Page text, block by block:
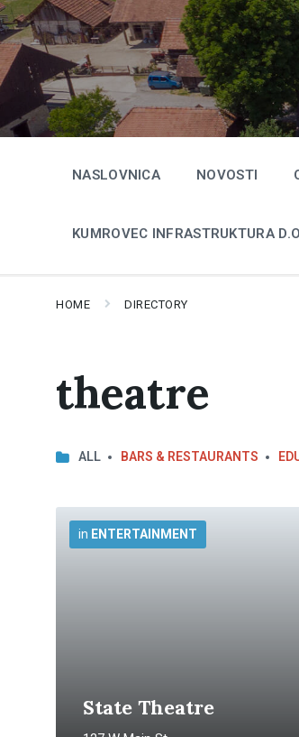
Skip
to
content
Skip
to
main
navigation
Skip
to
footer
NASLOVNICA NOVOSTI
KUMROVEC INFRASTRUKTURA
HOME DIRECTORY
theatre
ALL BARS & RESTAURANTS
State Theatre
in ENTERTAINMENT
More
Info